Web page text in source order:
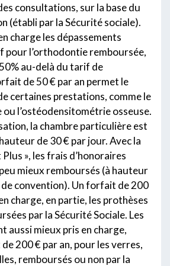
consultations, sur la base du
(établi par la Sécurité sociale).
charge les dépassements
pour l’orthodontie remboursée,
au-delà du tarif de
de 50 € par an permet le
certaines prestations, comme le
l’ostéodensitométrie osseuse.
la chambre particulière est
de 30 € par jour. Avec la
», les frais d’honoraires
mieux remboursés (à hauteur
convention). Un forfait de 200
charge, en partie, les prothèses
par la Sécurité Sociale. Les
aussi mieux pris en charge,
200 € par an, pour les verres,
remboursés ou non par la